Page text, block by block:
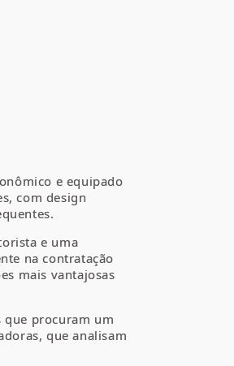
e equipado
com design
e uma
na contratação
mais vantajosas
procuram um
que analisam